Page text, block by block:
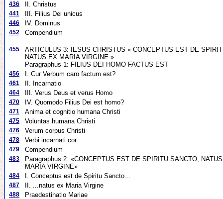
436 II. Christus
441 III. Filius Dei unicus
446 IV. Dominus
452 Compendium
455
ARTICULUS 3: IESUS CHRISTUS « CONCEPTUS EST DE
NATUS EX MARIA VIRGINE »
Paragraphus 1: FILIUS DEI HOMO FACTUS EST
456 I. Cur Verbum caro factum est?
461 II. Incarnatio
464 III. Verus Deus et verus Homo
470 IV. Quomodo Filius Dei est homo?
471 Anima et cognitio humana Christi
475 Voluntas humana Christi
476 Verum corpus Christi
478 Verbi incarnati cor
479 Compendium
483
Paragraphus 2: «CONCEPTUS EST DE SPIRITU SANCTO,
MARIA VIRGINE»
484 I. Conceptus est de Spiritu Sancto...
487 II. ...natus ex Maria Virgine
488 Praedestinatio Mariae